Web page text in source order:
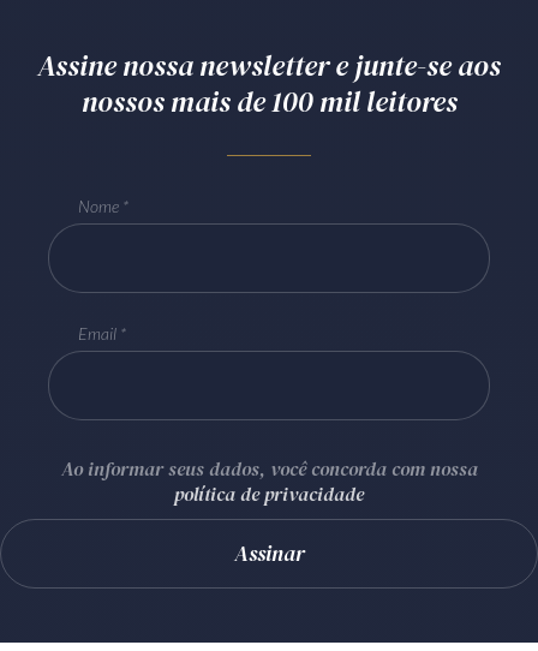
Assine nossa newsletter e junte-se aos
nossos mais de 100 mil leitores
Nome
Email
Ao informar seus dados, você concorda com nossa
política de privacidade